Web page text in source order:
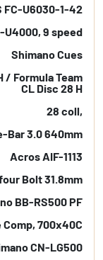
FC-U6030-1-42
U4000, 9 speed
Shimano Cues
/ Formula Team
CL Disc 28 H
28 coll,
Bar 3.0 640mm
Acros AIF-1113
Bolt 31.8mm
BB-RS500 PF
700x40C
CN-LG500